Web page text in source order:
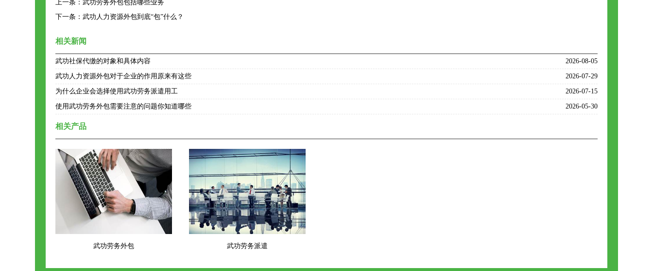
上一条： 武功劳务外包包括哪些业务
下一条： 武功人力资源外包到底“包”什么？
相关新闻
武功社保代缴的对象和具体内容 2026-08-05
武功人力资源外包对于企业的作用原来有这些 2026-07-29
为什么企业会选择使用武功劳务派遣用工 2026-07-15
使用武功劳务外包需要注意的问题你知道哪些 2026-05-30
相关产品
武功劳务外包 武功劳务派遣